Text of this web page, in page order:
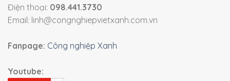
Điện thoại: 098.441.3730
Email: linh@congnghiepvietxanh.com.vn
Fanpage: Công nghiệp Xanh
Youtube: